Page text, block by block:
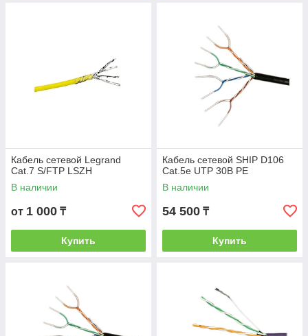
Кабель сетевой Legrand
Cat.7 S/FTP LSZH
В наличии
от 1 000 ₸
Купить
Кабель сетевой SHIP D106
Cat.5e UTP 30В PE
В наличии
54 500 ₸
Купить